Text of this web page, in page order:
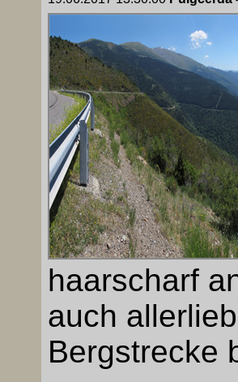
haarscharf
auch
Bergstrecke